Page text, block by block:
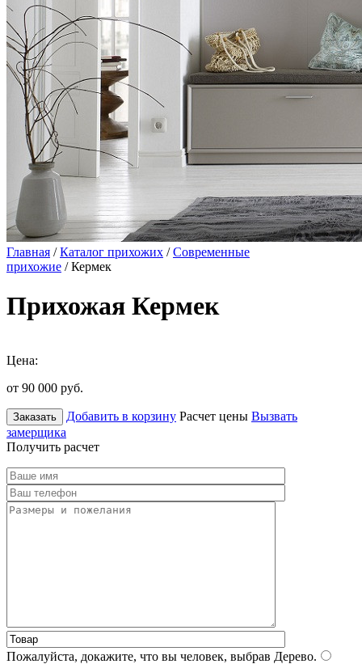
Главная /Каталог прихожих /Современные
прихожие / Кермек
Прихожая Кермек
Цена:
от 90 000 руб.
Заказать Добавить в корзину Расчет цены Вызвать
замерщика
Получить расчет
Пожалуйста, докажите, что вы человек, выбрав Дерево.